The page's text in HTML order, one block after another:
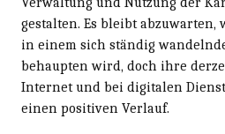
gestalten. Es bleibt abzuwarten,
in einem sich ständig
behaupten wird, doch ihre
Internet und bei digitalen
einen positiven Verlauf.